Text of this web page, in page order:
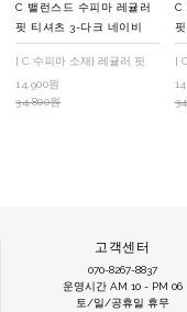
C 밸런스드 수피마 레귤러
핏 티셔츠 3-다크 네이비
[ C 수피마 소재] 레귤러 핏
14,900원
34,800원
C
[
고객센터
070-8267-8837
운영시간 AM 10 - PM 06
토/일/공휴일 휴무